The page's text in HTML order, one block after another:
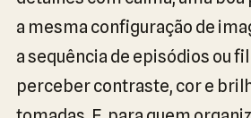
a mesma configuração de
a sequência de episódios ou
perceber contraste, cor e